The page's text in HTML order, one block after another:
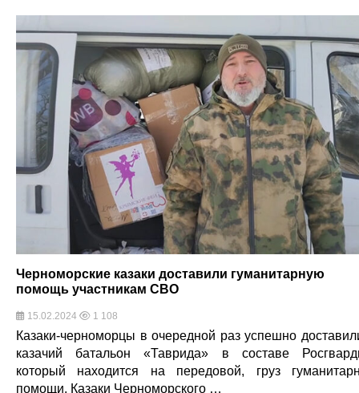
Черноморские казаки доставили гуманитарную
помощь участникам СВО
15.02.2024 1 108
Казаки-черноморцы в очередной раз успешно
казачий батальон «Таврида» в составе
который находится на передовой, груз
помощи. Казаки Черноморского …